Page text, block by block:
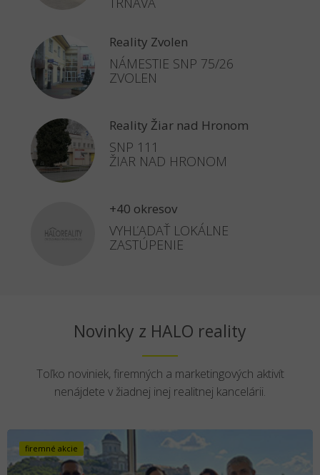
Reality Zvolen
NÁMESTIE SNP 75/26
ZVOLEN
Reality Žiar nad Hronom
SNP 111
ŽIAR NAD HRONOM
+40 okresov
VYHĽADAŤ LOKÁLNE
ZASTÚPENIE
Novinky z HALO reality
Toľko noviniek, firemných a marketingových aktivít
nenájdete v žiadnej inej realitnej kancelárii.
firemné akcie